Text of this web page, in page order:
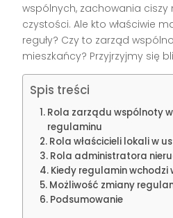
wspólnych, zachowania
czystości. Ale kto właściwie
reguły? Czy to zarząd
mieszkańcy? Przyjrzyjmy się
Spis treści
Rola zarządu wspólnoty
regulaminu
Rola właścicieli lokali w
Rola administratora
Kiedy regulamin wchodzi
Możliwość zmiany
Podsumowanie